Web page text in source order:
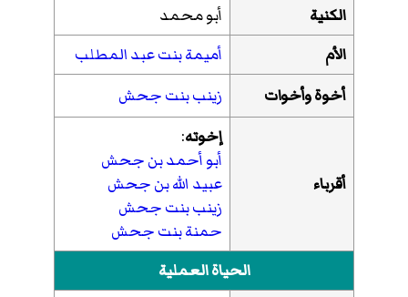
الكنية
أبو محمد
الأم
أميمة بنت عبد المطلب
أخوة وأخوات
زينب بنت جحش
أقرباء
إخوته:
أبو أحمد بن جحش
عبيد الله بن جحش
زينب بنت جحش
حمنة بنت جحش
الحياة العملية